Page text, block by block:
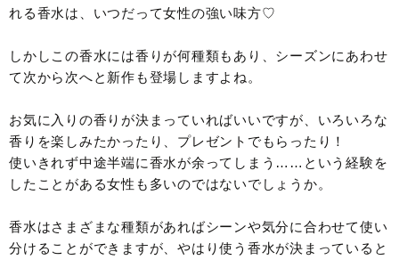
れる香水は、いつだって女性の強い味方♡
しかしこの香水には香りが何種類もあり、シーズンにあわせ
て次から次へと新作も登場しますよね。
お気に入りの香りが決まっていればいいですが、いろいろな
香りを楽しみたかったり、プレゼントでもらったり！
使いきれず中途半端に香水が余ってしまう……という経験を
したことがある女性も多いのではないでしょうか。
香水はさまざまな種類があればシーンや気分に合わせて使い
分けることができますが、やはり使う香水が決まっていると